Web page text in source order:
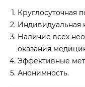
Круглосуточная
Индивидуальная
Наличие всех
оказания
Эффективные
Анонимность.